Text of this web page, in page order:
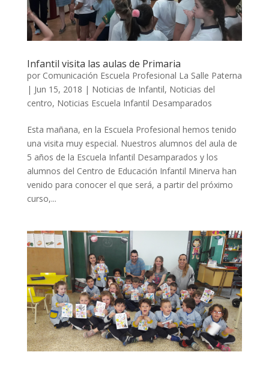
Infantil visita las aulas de Primaria
por Comunicación Escuela Profesional La Salle Paterna
| Jun 15, 2018 | Noticias de Infantil, Noticias del
centro, Noticias Escuela Infantil Desamparados
Esta mañana, en la Escuela Profesional hemos tenido
una visita muy especial. Nuestros alumnos del aula de
5 años de la Escuela Infantil Desamparados y los
alumnos del Centro de Educación Infantil Minerva han
venido para conocer el que será, a partir del próximo
curso,...